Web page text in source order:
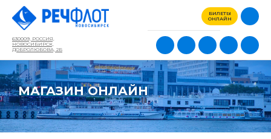
630009, РОССИЯ,
НОВОСИБИРСК,
ДОБРОЛЮБОВА, 2Б
БИЛЕТЫ
ОНЛАЙН
МАГАЗИН ОНЛАЙН